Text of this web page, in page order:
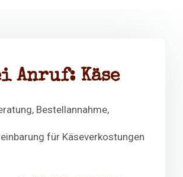
Anruf: Käse
Bestellannahme,
für Käseverkostungen